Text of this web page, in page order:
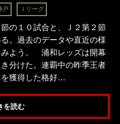
戸 Ｊリーグ
の１０試合と、Ｊ２第２節
。過去のデータや直近の様
よう。 浦和レッズは開幕
分けた。連覇中の昨季王者
を獲得した格好…
を読む